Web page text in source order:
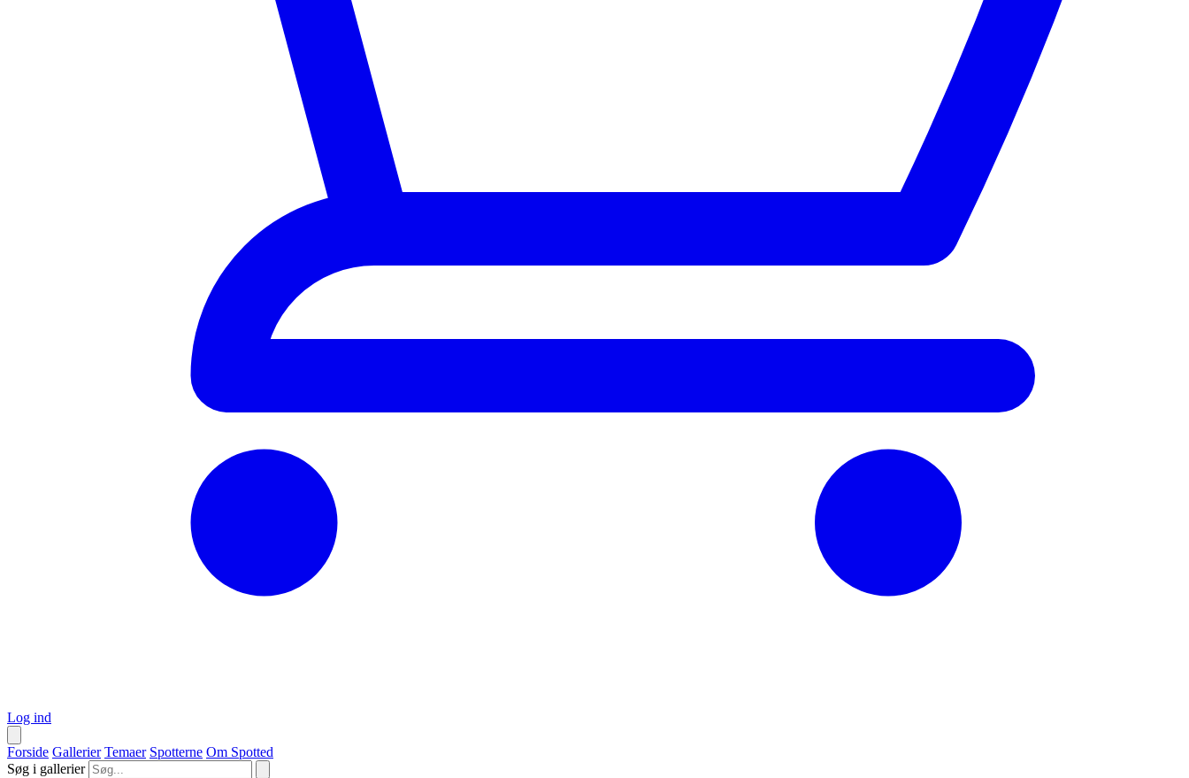
Log ind
Forside Gallerier Temaer Spotterne Om Spotted
Søg i gallerier